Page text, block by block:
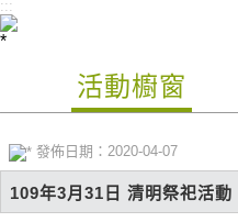
:::
活動櫥窗
發佈日期：2020-04-07
109年3月31日 清明祭祀活動